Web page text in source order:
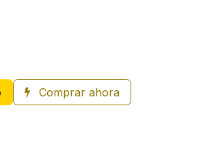
Comprar ahora